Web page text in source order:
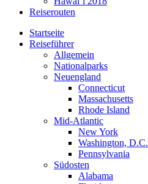
Reiserouten
Startseite
Reiseführer
Allgemein
Nationalparks
Neuengland
Connecticut
Massachusetts
Rhode Island
Mid-Atlantic
New York
Washington, D.C.
Pennsylvania
Südosten
Alabama